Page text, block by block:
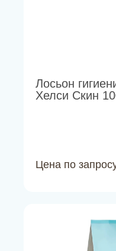
Лосьон
Хелси Скин
Цена по